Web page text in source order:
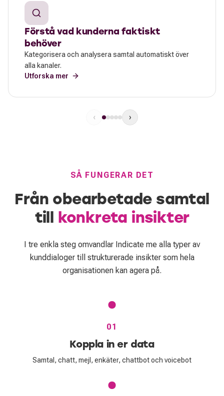
Förstå vad kunderna faktiskt
behöver
Kategorisera och analysera samtal automatiskt över
alla kanaler.
Utforska mer
‹ ›
SÅ FUNGERAR DET
Från obearbetade samtal
till konkreta insikter
I tre enkla steg omvandlar Indicate me alla typer av
kunddialoger till strukturerade insikter som hela
organisationen kan agera på.
01
Koppla in er data
Samtal, chatt, mejl, enkäter, chattbot och voicebot